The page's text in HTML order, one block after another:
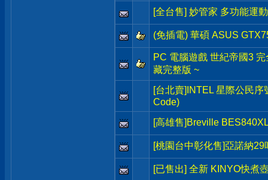
[全台售] 妙管家 多功能運
(免插電) 華碩 ASUS
PC 電腦遊戲 世紀帝國3
藏完整版 ~
[台北賣]INTEL 星際公民
Code)
[高雄售]Breville
[桃園台中彰化售]亞諾納
[已售出] 全新 KINYO快煮